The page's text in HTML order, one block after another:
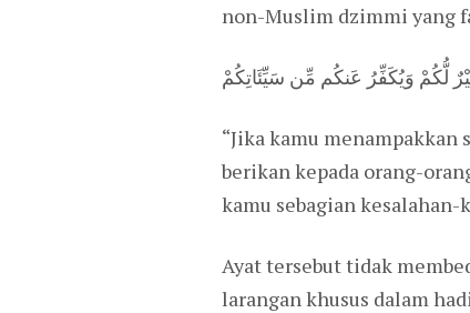
non-Muslim dzimmi yang
لُّكُمْ وَيُكَفِّرُ عَنكُم مِّن سَيِّئَاتِكُمْ
“Jika kamu
berikan kepada orang-
kamu sebagian kesalahan-
Ayat tersebut tidak
larangan khusus dalam